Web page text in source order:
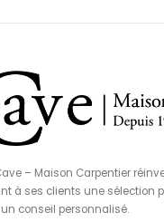
– Maison Carpentier
à ses clients une sélection
conseil personnalisé.